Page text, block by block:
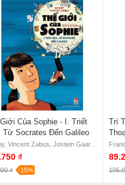
sách miễn phí và tặng
Của Sophie - I. Triết
Từ Socrates Đến Galileo
₫
₫ -15%
Trí